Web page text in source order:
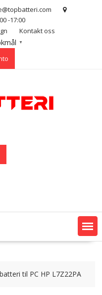
-17:00
Kontakt oss
▼
til PC HP L7Z22PA